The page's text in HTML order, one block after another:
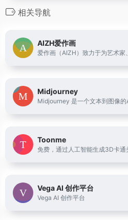
相关导航
AIZH爱作画
Midjourney
Toonme
免费，通过人工智能生成3D卡
Vega AI 创作平台
Vega AI 创作平台